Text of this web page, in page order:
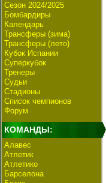
Сезон 2024/2025
Бомбардиры
Календарь
Трансферы (зима)
Трансферы (лето)
Кубок Испании
Суперкубок
Тренеры
Судьи
Стадионы
Список чемпионов
Форум
КОМАНДЫ:
Алавес
Атлетик
Атлетико
Барселона